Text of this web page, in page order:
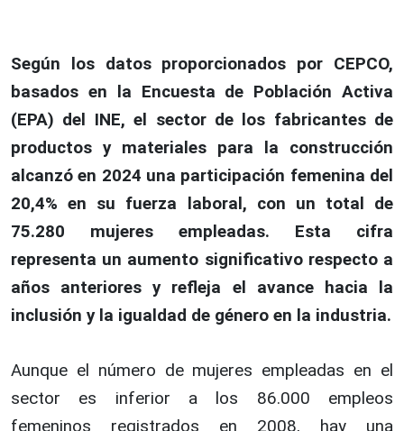
Según los datos proporcionados por CEPCO,
basados en la Encuesta de Población Activa
(EPA) del INE, el sector de los fabricantes de
productos y materiales para la construcción
alcanzó en 2024 una participación femenina del
20,4% en su fuerza laboral, con un total de
75.280 mujeres empleadas. Esta cifra
representa un aumento significativo respecto a
años anteriores y refleja el avance hacia la
inclusión y la igualdad de género en la industria.
Aunque el número de mujeres empleadas en el
sector es inferior a los 86.000 empleos
femeninos registrados en 2008, hay una